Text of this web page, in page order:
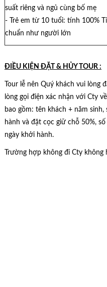
suất riêng và ngủ cùng bố mẹ
- Trẻ em từ 10 tuổi: tính 100%
chuẩn như người lớn
ĐIỀU KIỆN ĐẶT & HỦY TOUR :
Tour lễ nên Quý khách vui
lòng gọi điện xác nhận với Cty
bao gồm: tên khách + năm
hành và đặt cọc giữ chỗ 50%,
ngày khởi hành.
Trường hợp không đi Cty